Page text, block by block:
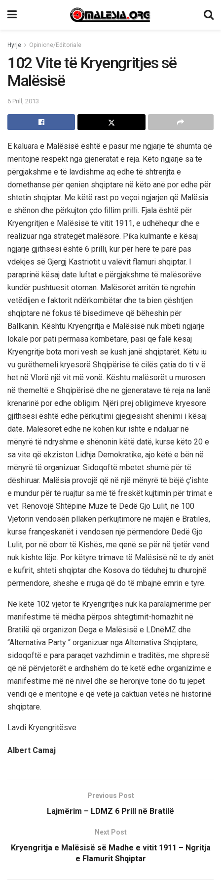
Hyrje Opinione/Editoriale
102 Vite të Kryengritjes së
Malësisë
6 Prill, 2013
E kaluara e Malësisë është e pasur me ngjarje të shumta që
meritojnë respekt nga gjeneratat e reja. Këto ngjarje sa të
përgjakshme e të lavdishme aq edhe të shtrenjta e
domethanse për qenien shqiptare në këto anë por edhe për
shtetin shqiptar. Me këtë rast po veçoi ngjarjen që Malësia
e shënon dhe përkujton çdo fillim prilli. Fjala është për
Kryengritjen e Malësisë të vitit 1911, e udhëhequr dhe e
realizuar nga strategët malësorë. Pika kulmante e kësaj
ngjarje gjithsesi është 6 prilli, kur për herë të parë pas
vdekjes së Gjergj Kastriotit u valëvit flamuri shqiptar. I
paraprinë kësaj date luftat e përgjakshme të malësorëve
kundër pushtuesit otoman. Malësorët arritën të ngrehin
vetëdijen e faktorit ndërkombëtar dhe ta bien çështjen
shqiptare në fokus të bisedimeve që bëheshin për
Ballkanin. Kështu Kryengritja e Malësisë nuk mbeti ngjarje
lokale por pati përmasa kombëtare, pasi që falë kësaj
Kryengritje bota mori vesh se kush janë shqiptarët. Këtu iu
vu gurëthemeli kryesorë Shqipërisë të cilës çatia do ti v ë
het në Vlorë një vit më vonë. Kështu malësorët u murosen
në themeltë e Shqipërisë dhe ne gjeneratave të reja na lanë
krenarinë por edhe obligim. Njëri prej obligimeve kryesore
gjithsesi është edhe përkujtimi gjegjësisht shënimi i kësaj
date. Malësorët edhe në kohën kur ishte e ndaluar në
mënyrë të ndryshme e shënonin këtë datë, kurse këto 20 e
sa vite që ekziston Lidhja Demokratike, ajo këtë e bën në
mënyrë të organizuar. Sidoqoftë mbetet shumë për të
dëshiruar. Malësia provojë që në një mënyrë të bëjë ç’ishte
e mundur për të ruajtur sa më të freskët kujtimin për trimat e
vet. Renovojë Shtëpinë Muze të Dedë Gjo Lulit, në 100
Vjetorin vendosën pllakën përkujtimore në majën e Bratilës,
kurse françeskanët i vendosen një përmendore Dedë Gjo
Lulit, por në oborr të Kishës, me qenë se për në tjetër vend
nuk kishte lëje. Por këtyre trimave të Malësisë në te dy anët
e kufirit, shteti shqiptar dhe Kosova do tëduhej tu dhurojnë
përmendore, sheshe e rruga që do të mbajnë emrin e tyre.
Në këtë 102 vjetor të Kryengritjes nuk ka paralajmërime për
manifestime të mëdha përpos shtegtimit-homazhit në
Bratilë që organizon Dega e Malësisë e LDnëMZ dhe
“Alternativa Party “ organizuar nga Alternativa Shqiptare,
sidoqoftë e para paraqet vazhdimin e traditës, me shpresë
që në përvjetorët e ardhshëm do të ketë edhe organizime e
manifestime më në nivel dhe se heronjve tonë do tu jepet
vendi që e meritojnë e që vetë ja caktuan vetës në historinë
shqiptare.
Lavdi Kryengritësve
Albert Camaj
Previous Post
Lajmërim – LDMZ 6 Prill në Bratilë
Next Post
Kryengritja e Malësisë së Madhe e vitit 1911 – Ngritja
e Flamurit Shqiptar